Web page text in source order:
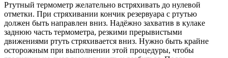
Ртутный термометр желательно встряхивать до нулевой
отметки. При стряхивании кончик резервуара с ртутью
должен быть направлен вниз. Надёжно захватив в кулаке
заднюю часть термометра, резкими прерывистыми
движениями ртуть стряхивается вниз. Нужно быть крайне
осторожным при выполнении этой процедуры, чтобы